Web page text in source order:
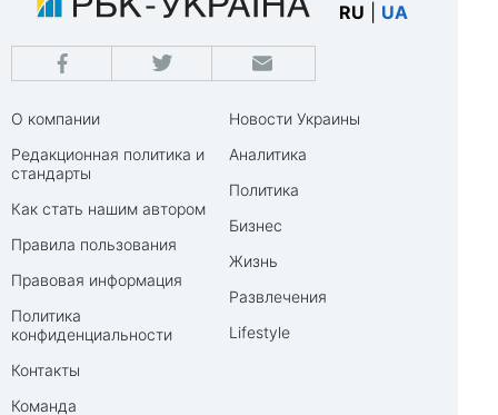
RU UA
О компании
Редакционная политика и
стандарты
Как стать нашим автором
Правила пользования
Правовая информация
Политика
конфиденциальности
Контакты
Команда
Новости Украины
Аналитика
Политика
Бизнес
Жизнь
Развлечения
Lifestyle